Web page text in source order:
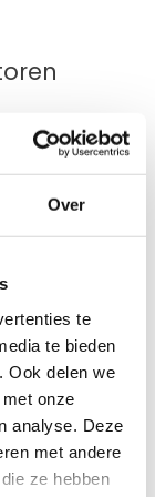
Over
te
te bieden
Ook delen we
onze
analyse. Deze
met andere
ze hebben
een
van